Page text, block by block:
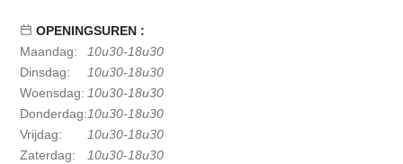
OPENINGSUREN :
Maandag:
10u30-18u30
Dinsdag:
10u30-18u30
Woensdag: 10u30-18u30
Donderdag:10u30-18u30
Vrijdag:
10u30-18u30
Zaterdag:
10u30-18u30